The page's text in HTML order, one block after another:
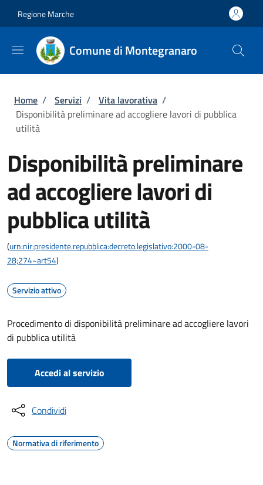
Regione Marche
Comune di Montegranaro
Briciole di pane
Home / Servizi / Vita lavorativa /
Disponibilità preliminare ad accogliere lavori di pubblica
utilità
Disponibilità preliminare
ad accogliere lavori di
pubblica utilità
(urn:nir:presidente.repubblica:decreto.legislativo:2000-08-
28;274~art54)
Servizio attivo
Procedimento di disponibilità preliminare ad accogliere lavori
di pubblica utilità
Accedi al servizio
Condividi
Normativa di riferimento